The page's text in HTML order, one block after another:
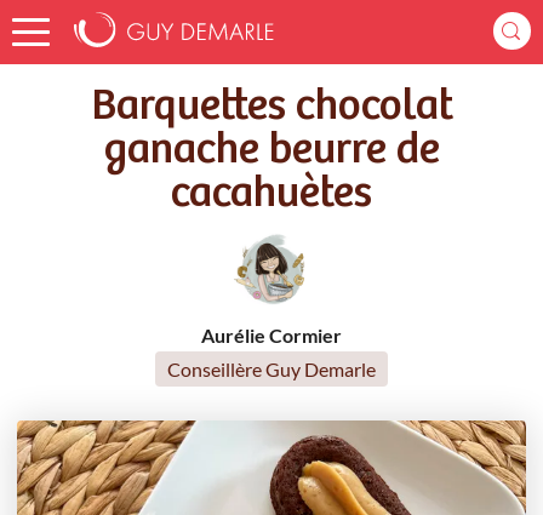
Accueil
Recettes
Barquettes chocolat ganache beurre de cacahuètes
Barquettes chocolat
ganache beurre de
cacahuètes
Aurélie Cormier
Conseillère Guy Demarle